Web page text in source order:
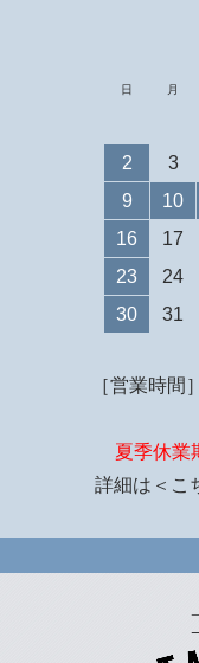
日 月
2
3
9
10
16
17
23
24
30
31
［営業時間
夏季休業
詳細は ＜こ